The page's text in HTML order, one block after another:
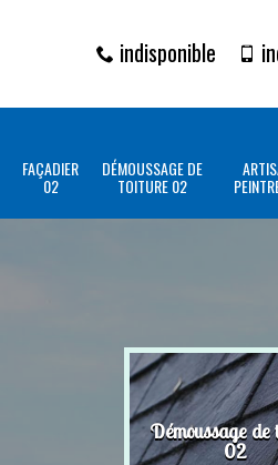
indisponible
FAÇADIER
02
DÉMOUSSAGE DE
TOITURE 02
Démoussage de
02